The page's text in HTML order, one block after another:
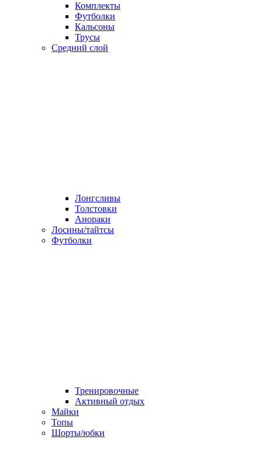
Комплекты
Футболки
Кальсоны
Трусы
Средний слой
Лонгсливы
Толстовки
Анораки
Лосины/тайтсы
Футболки
Тренировочные
Активный отдых
Майки
Топы
Шорты/юбки